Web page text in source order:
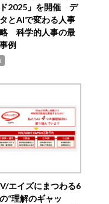
2025」を開催 デ
とAIで変わる人事
科学的人事の最
例
エイズにまつわる6
“理解のギャッ